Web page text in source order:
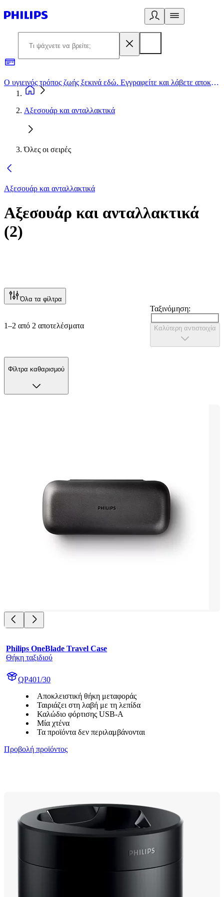
Ο υγιεινός τρόπος ζωής ξεκινά εδώ. Εγγραφείτε και λάβετε αποκλειστικές προσφορές
Αξεσουάρ και ανταλλακτικά
Όλες οι σειρές
Αξεσουάρ και ανταλλακτικά
Αξεσουάρ και ανταλλακτικά
(2)
Όλα τα φίλτρα
1–2 από 2 αποτελέσματα
Ταξινόμηση:
Καλύτερη αντιστοιχία
Φίλτρα καθαρισμού
Philips OneBlade Travel Case
Θήκη ταξιδιού
QP401/30
Αποκλειστική θήκη μεταφοράς
Ταιριάζει στη λαβή με τη λεπίδα
Καλώδιο φόρτισης USB-A
Μία χτένα
Τα προϊόντα δεν περιλαμβάνονται
Προβολή προϊόντος